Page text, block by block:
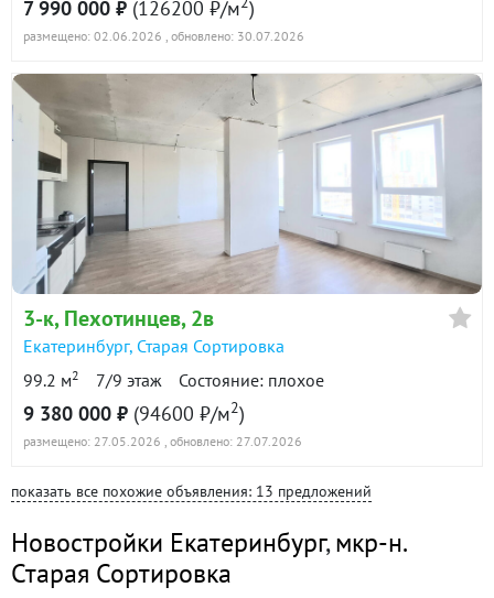
7 990 000 ₽ (126200 ₽/м )
размещено: 02.06.2026 , обновлено: 30.07.2026
3-к, Пехотинцев, 2в
Екатеринбург, Старая Сортировка
99.2 м2 7/9 этаж Состояние: плохое
9 380 000 ₽ (94600 ₽/м2)
размещено: 27.05.2026 , обновлено: 27.07.2026
показать все похожие объявления: 13 предложений
Новостройки Екатеринбург,мкр-н.
Старая Сортировка